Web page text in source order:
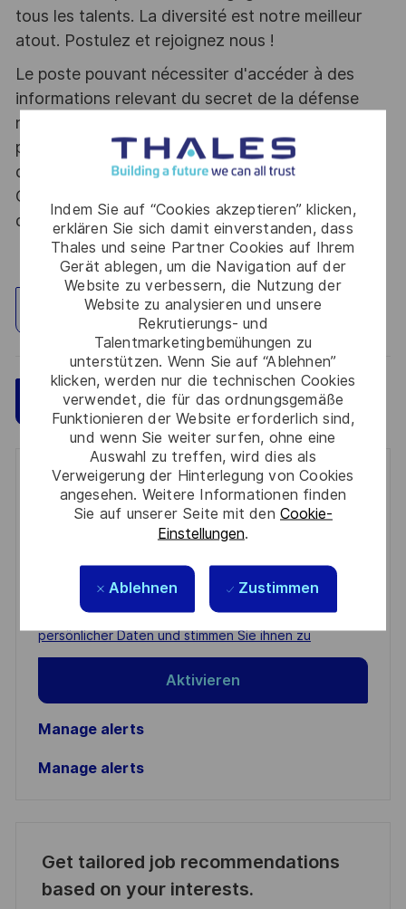
Indem Sie auf “Cookies akzeptieren” klicken,
erklären Sie sich damit einverstanden, dass
Thales und seine Partner Cookies auf Ihrem
Gerät ablegen, um die Navigation auf der
Website zu verbessern, die Nutzung der
Website zu analysieren und unsere
Rekrutierungs- und
Talentmarketingbemühungen zu
unterstützen. Wenn Sie auf “Ablehnen”
klicken, werden nur die technischen Cookies
verwendet, die für das ordnungsgemäße
Funktionieren der Website erforderlich sind,
und wenn Sie weiter surfen, ohne eine
Auswahl zu treffen, wird dies als
Verweigerung der Hinterlegung von Cookies
angesehen. Weitere Informationen finden
Sie auf unserer Seite mit den Cookie-
Einstellungen.
Ablehnen Zustimmen
tous les talents. La diversité est notre meilleur
atout. Postulez et rejoignez nous !
Le poste pouvant nécessiter d'accéder à des
informations relevant du secret de la défense
nationale, la personne retenue fera l'objet d'une
procédure d’habilitation, conformément aux
dispositions des articles R.2311-1 et suivants du
Code de la défense et de l’IGI 1300 SGDSN/PSE
du 09 août 2021.
Standort erkunden
Jetzt bewerben Speichern
Get notified for similar jobs
You'll receive updates once a week
address
(Required)
Required
Prüfen Sie die Bedingungen für die Verarbeitung
persönlicher Daten und stimmen Sie ihnen zu
Aktivieren
Manage alerts
Manage alerts
Get tailored job recommendations
based on your interests.